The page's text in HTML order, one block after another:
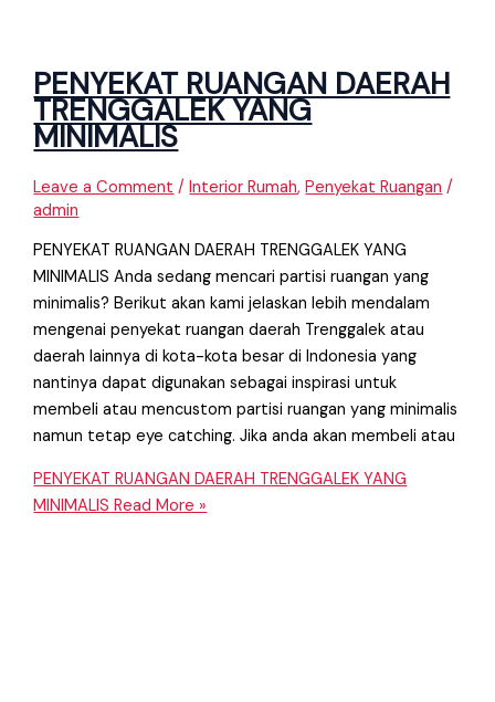
PENYEKAT RUANGAN DAERAH
TRENGGALEK YANG
MINIMALIS
Leave a Comment /Interior Rumah,Penyekat Ruangan /
admin
PENYEKAT RUANGAN DAERAH TRENGGALEK YANG
MINIMALIS Anda sedang mencari partisi ruangan yang
minimalis? Berikut akan kami jelaskan lebih mendalam
mengenai penyekat ruangan daerah Trenggalek atau
daerah lainnya di kota-kota besar di Indonesia yang
nantinya dapat digunakan sebagai inspirasi untuk
membeli atau mencustom partisi ruangan yang minimalis
namun tetap eye catching. Jika anda akan membeli atau
PENYEKAT RUANGAN DAERAH TRENGGALEK YANG
MINIMALIS Read More »